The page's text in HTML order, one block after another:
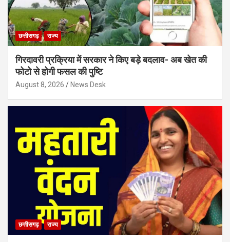
छत्तीसगढ़ राज्य
गिरदावरी प्रक्रिया में सरकार ने किए बड़े बदलाव- अब खेत की
फोटो से होगी फसल की पुष्टि
August 8, 2026 News Desk
छत्तीसगढ़ राज्य